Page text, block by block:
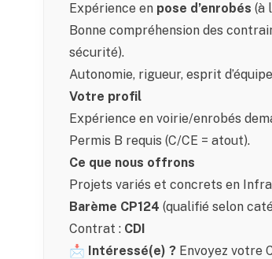
Expérience en pose d’enrobés (à
Bonne compréhension des
sécurité).
Autonomie, rigueur, esprit
Votre profil
Expérience en voirie/enrobés
Permis B requis (C/CE = atout).
Ce que nous offrons
Projets variés et concrets en
Barème CP124 (qualifié selon
Contrat : CDI
📩 Intéressé(e) ? Envoyez votre